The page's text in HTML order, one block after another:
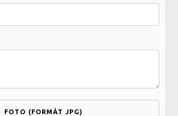
FOTO (FORMÁT JPG)